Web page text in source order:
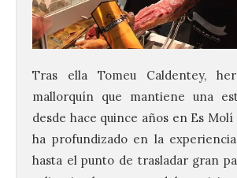
Tras ella Tomeu Caldentey,
mallorquín que mantiene una
desde hace quince años en Es Molí
ha profundizado en la
hasta el punto de trasladar gran